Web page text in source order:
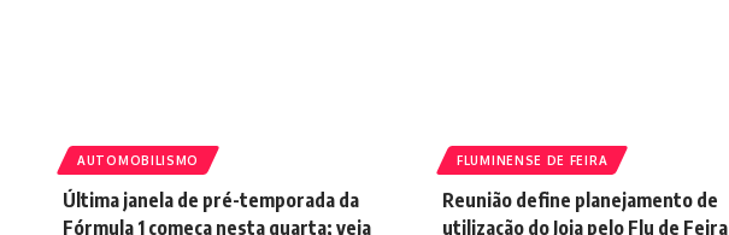
AUTOMOBILISMO
Última janela de pré-temporada da
Fórmula 1 começa nesta quarta; veja
FLUMINENSE DE FEIRA
Reunião define planejamento de
utilização do Joia pelo Flu de Feira